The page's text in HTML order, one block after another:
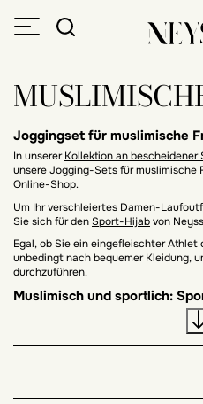
Joggingset für muslimische
In unsererKollektion an bescheidener
unsereJogging-Sets für muslimische
Online-Shop.
Um Ihr verschleiertes Damen-
Sie sich für den Sport-Hijabvon
Egal, ob Sie ein eingefleischter Athlet
unbedingt nach bequemer Kleidung,
durchzuführen.
Muslimisch und sportlich:
geeignet ist, die ihre Sporteinheit
möchten.
Wisse, dass du am richtigen Ort bist!
angenehm zu tragende Sportsets!